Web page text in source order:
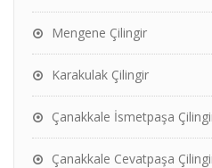
Mengene Çilingir
Karakulak Çilingir
Çanakkale İsmetpaşa
Çanakkale Cevatpaşa